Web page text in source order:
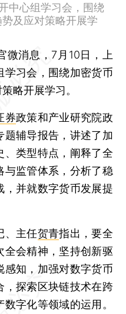
中心组学习会，围绕
及应对策略开展学
微消息，7月10日，上
学习会，围绕加密货币
略开展学习。
券政策和产业研究院政
题辅导报告，讲述了加
、类型特点，阐释了全
与监管体系，分析了稳
，并就数字货币发展提
主任贺青指出，要全
全会精神，坚持创新驱
感知，加强对数字货币
，探索区块链技术在跨
字化等领域的运用。